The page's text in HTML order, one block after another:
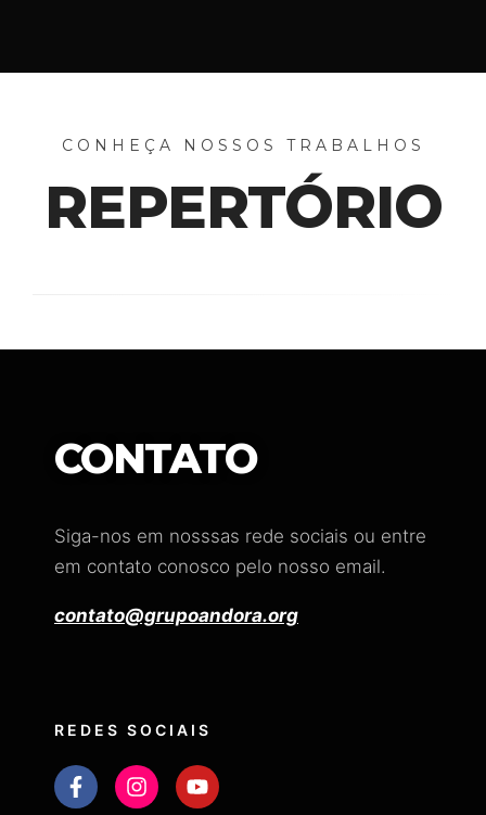
CONHEÇA NOSSOS TRABALHOS
REPERTÓRIO
CONTATO
Siga-nos em nosssas rede sociais ou entre
em contato conosco pelo nosso email.
contato@grupoandora.org
REDES SOCIAIS